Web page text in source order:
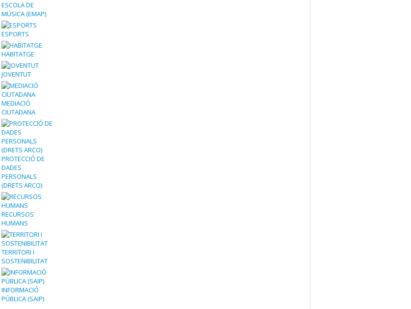
ESCOLA DE
MÚSICA (EMAP)
ESPORTS
HABITATGE
JOVENTUT
MEDIACIÓ
CIUTADANA
PROTECCIÓ DE
DADES
PERSONALS
(DRETS ARCO)
RECURSOS
HUMANS
TERRITORI I
SOSTENIBILITAT
INFORMACIÓ
PÚBLICA (SAIP)